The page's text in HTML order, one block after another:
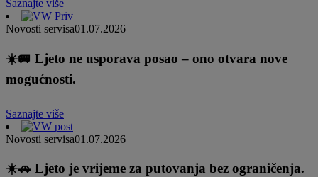
Saznajte više
Novosti servisa01.07.2026
☀️🚐 Ljeto ne usporava posao – ono otvara nove
mogućnosti.
Saznajte više
Novosti servisa01.07.2026
☀️🚗 Ljeto je vrijeme za putovanja bez ograničenja.